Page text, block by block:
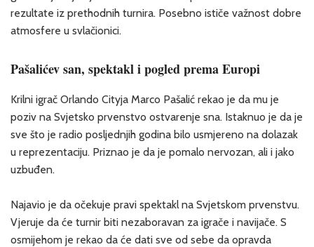
rezultate iz prethodnih turnira. Posebno ističe važnost dobre
atmosfere u svlačionici.
Pašalićev san, spektakl i pogled prema Europi
Krilni igrač Orlando Cityja Marco Pašalić rekao je da mu je
poziv na Svjetsko prvenstvo ostvarenje sna. Istaknuo je da je
sve što je radio posljednjih godina bilo usmjereno na dolazak
u reprezentaciju. Priznao je da je pomalo nervozan, ali i jako
uzbuđen.
Najavio je da očekuje pravi spektakl na Svjetskom prvenstvu.
Vjeruje da će turnir biti nezaboravan za igrače i navijače. S
osmijehom je rekao da će dati sve od sebe da opravda